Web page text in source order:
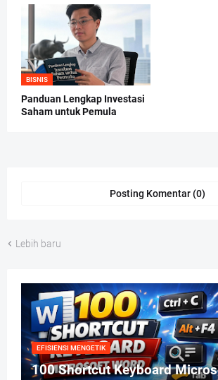
BISNIS
Panduan Lengkap Investasi
Saham untuk Pemula
Posting Komentar (0)
Lebih baru
EFISIENSI MENGETIK
100 Shortcut Keyboard